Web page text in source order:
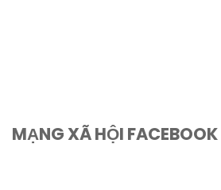
MẠNG XÃ HỘI FACEBOOK